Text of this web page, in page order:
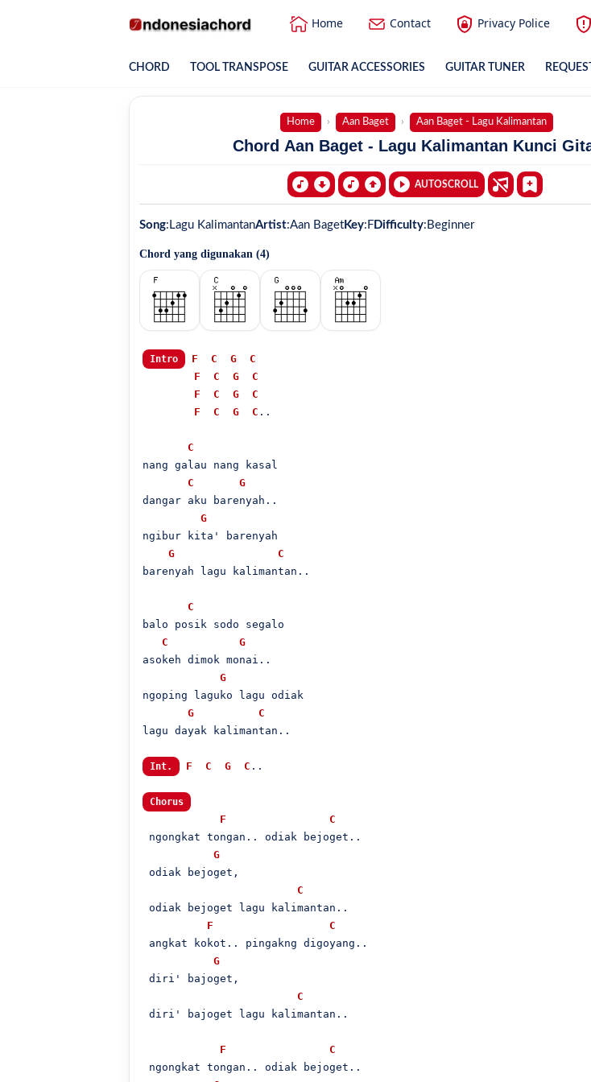
Home Contact Privacy Police
CHORD TOOL TRANSPOSE GUITAR ACCESSORIES GUITAR TUNER
Home Aan Baget Aan Baget - Lagu Kalimantan
Chord Aan Baget - Lagu Kalimantan Kunci
AUTOSCROLL
Song: Lagu KalimantanArtist:Aan Baget Key: F Difficulty: Beginner
Chord yang digunakan (4)
Intro F C G
C
F
C G
C
F
C G
C
F
C G C ..
C
nang galau nang kasal
C
G
dangar aku barenyah..
G
ngibur kita' barenyah
G
C
barenyah lagu kalimantan..
C
balo posik sodo segalo
C
G
asokeh dimok monai..
G
ngoping laguko lagu odiak
G
C
lagu dayak kalimantan..
Int. F C G C ..
Chorus
F
C
ngongkat tongan.. odiak bejoget..
G
odiak bejoget,
C
odiak bejoget lagu kalimantan..
F
C
angkat kokot.. pingakng digoyang..
G
diri' bajoget,
C
diri' bajoget lagu kalimantan..
F
C
ngongkat tongan.. odiak bejoget..